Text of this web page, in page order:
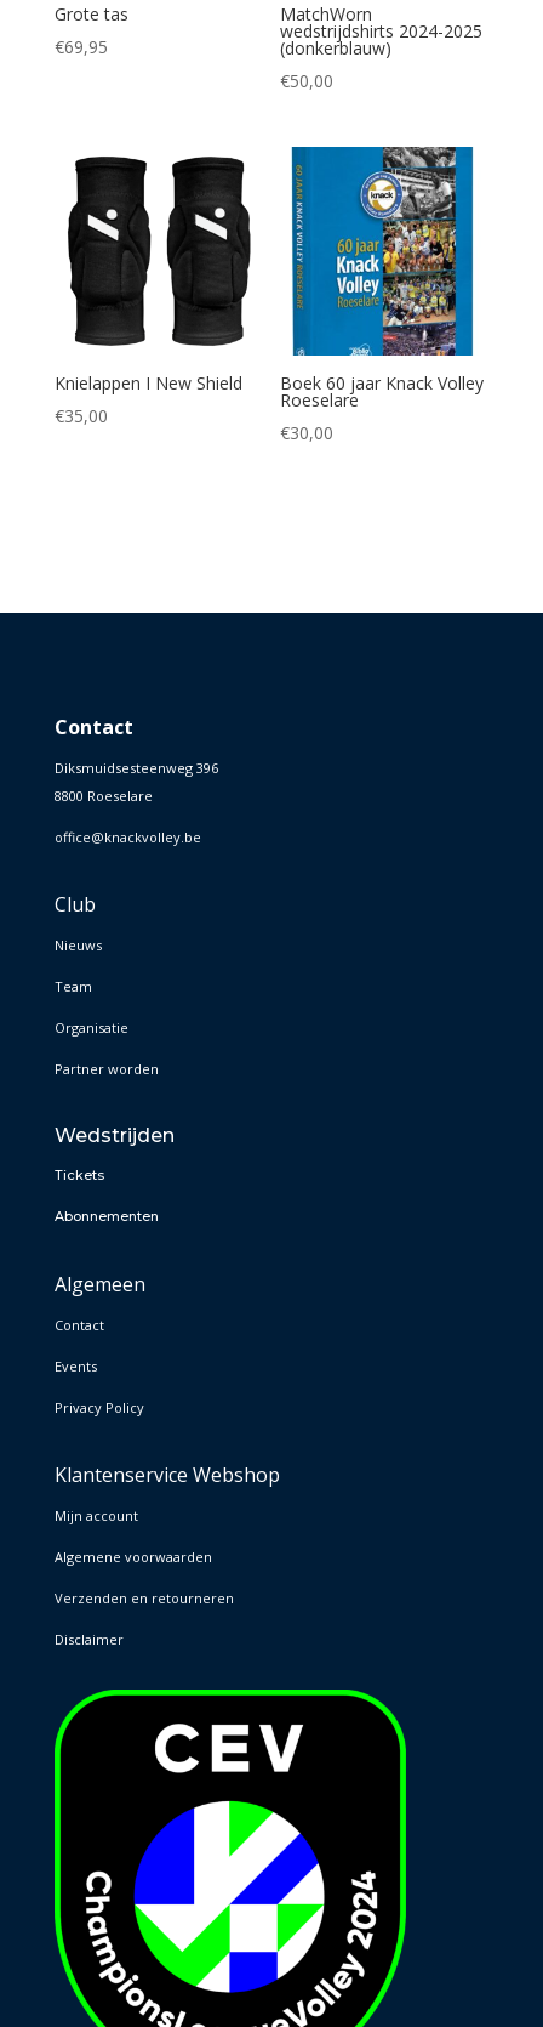
Grote tas
€69,95
MatchWorn
wedstrijdshirts 2024-2025
(donkerblauw)
€50,00
Knielappen I New Shield
€35,00
Boek 60 jaar Knack Volley
Roeselare
€30,00
Contact
Diksmuidsesteenweg 396
8800 Roeselare
office@knackvolley.be
Club
Nieuws
Team
Organisatie
Partner worden
Wedstrijden
Tickets
Abonnementen
Algemeen
Contact
Events
Privacy Policy
Klantenservice Webshop
Mijn account
Algemene voorwaarden
Verzenden en retourneren
Disclaimer